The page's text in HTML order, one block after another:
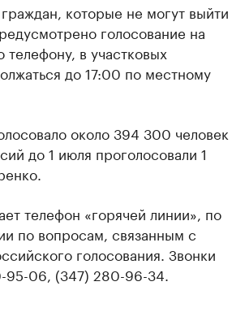
которые не могут выйти
голосование на
в участковых
до 17:00 по местному
около 394 300 человек
до 1 июля проголосовали 1
телефон «горячей линии», по
по вопросам, связанным с
голосования. Звонки
95-06, (347) 280-96-34.